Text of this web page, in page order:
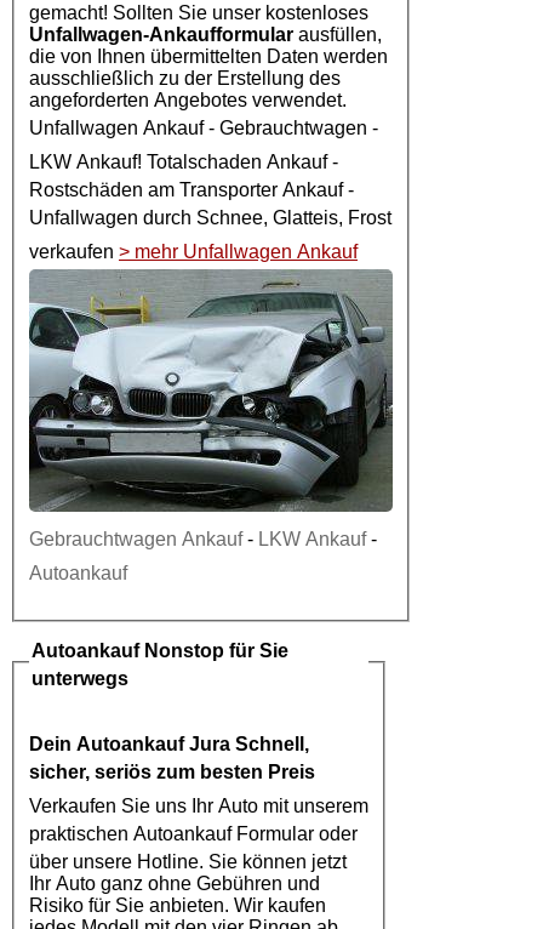
gemacht! Sollten Sie unser kostenloses
Unfallwagen-Ankaufformular ausfüllen,
die von Ihnen übermittelten Daten werden
ausschließlich zu der Erstellung des
angeforderten Angebotes verwendet.
Unfallwagen Ankauf- Gebrauchtwagen -
LKW Ankauf! Totalschaden Ankauf -
Rostschäden am Transporter Ankauf -
Unfallwagen durch Schnee, Glatteis, Frost
verkaufen > mehr Unfallwagen Ankauf
Gebrauchtwagen Ankauf- LKW Ankauf-
Autoankauf
AutoankaufNonstop für Sie
unterwegs
Dein Autoankauf Jura Schnell,
sicher, seriös zum besten Preis
Verkaufen Sie uns Ihr Auto mit unserem
praktischen AutoankaufFormular oder
über unsere Hotline. Sie können jetzt
Ihr Auto ganz ohne Gebühren und
Risiko für Sie anbieten. Wir kaufen